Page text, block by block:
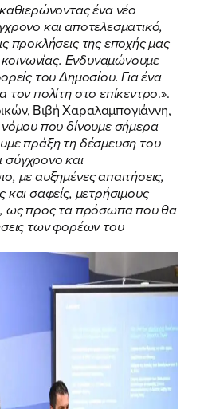
ένα νέο
και αποτελεσματικό,
προκλήσεις της εποχής μας
κοινωνίας. Ενδυναμώνουμε
του Δημοσίου. Για ένα
πολίτη στο επίκεντρο.».
Βιβή Χαραλαμπογιάννη,
που δίνουμε σήμερα
πράξη τη δέσμευση του
και
με αυξημένες απαιτήσεις,
και σαφείς, μετρήσιμους
ως προς τα πρόσωπα που θα
των φορέων του